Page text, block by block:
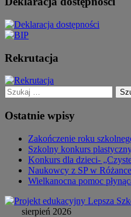
Rekrutacja
Szukaj:
Ostatnie wpisy
Zakończenie roku
Szkolny konkurs
Konkurs dla dzieci-
Naukowcy z SP w Różance
Wielkanocna pomoc
sierpień 2026